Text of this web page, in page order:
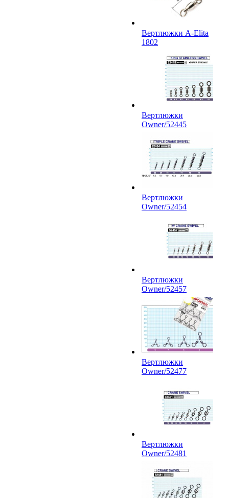
Вертлюжки A-Elita
1802
Вертлюжки
Owner/52445
Вертлюжки
Owner/52454
Вертлюжки
Owner/52457
Вертлюжки
Owner/52477
Вертлюжки
Owner/52481